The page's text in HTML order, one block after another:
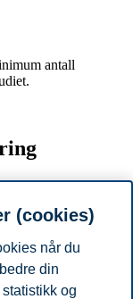
antall
forøvrig.
lån og stipend fra
(cookies)
når du
din
og